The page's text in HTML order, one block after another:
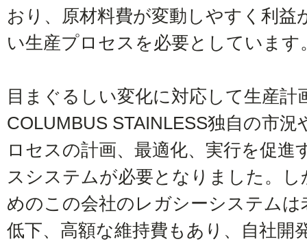
おり、原材料費が変動しやすく利益
い生産プロセスを必要としています
目まぐるしい変化に対応して生産
COLUMBUS STAINLESS独自の市
ロセスの計画、最適化、実行を促進
スシステムが必要となりました。
めのこの会社のレガシーシステム
低下、高額な維持費もあり、自社開